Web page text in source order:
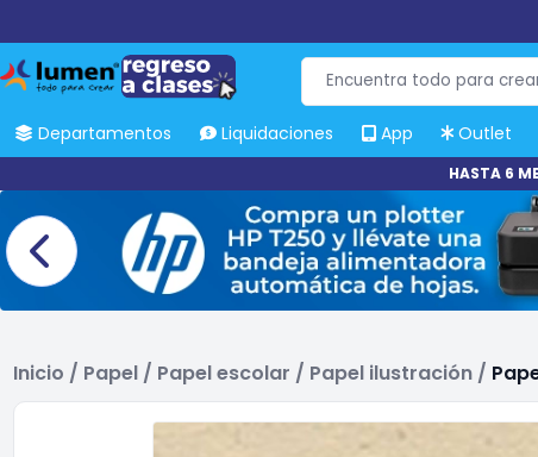
Departamentos Liquidaciones App Outlet
HASTA 6
Inicio / Papel / Papel escolar / Papel ilustración /